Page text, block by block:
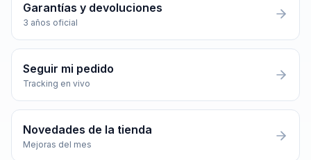
Garantías y devoluciones
3 años oficial
Seguir mi pedido
Tracking en vivo
Novedades de la tienda
Mejoras del mes